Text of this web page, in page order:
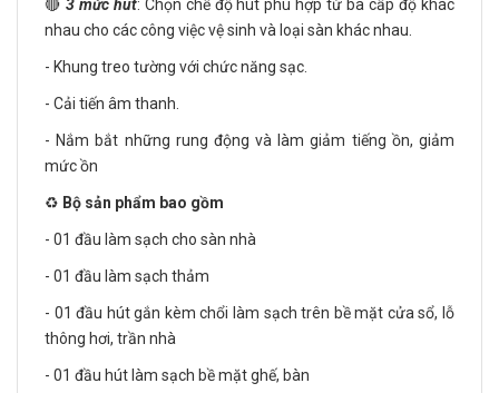
🔴 3 mức hút: Chọn chế độ hút phù hợp từ ba cấp độ khác
nhau cho các công việc vệ sinh và loại sàn khác nhau.
- Khung treo tường với chức năng sạc.
- Cải tiến âm thanh.
- Nắm bắt những rung động và làm giảm tiếng ồn, giảm
mức ồn
♻️ Bộ sản phẩm bao gồm
- 01 đầu làm sạch cho sàn nhà
- 01 đầu làm sạch thảm
- 01 đầu hút gắn kèm chổi làm sạch trên bề mặt cửa sổ, lỗ
thông hơi, trần nhà
- 01 đầu hút làm sạch bề mặt ghế, bàn